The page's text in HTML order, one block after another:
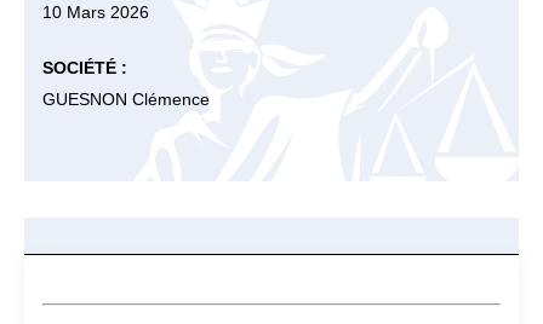
10 Mars 2026
SOCIÉTÉ :
GUESNON Clémence